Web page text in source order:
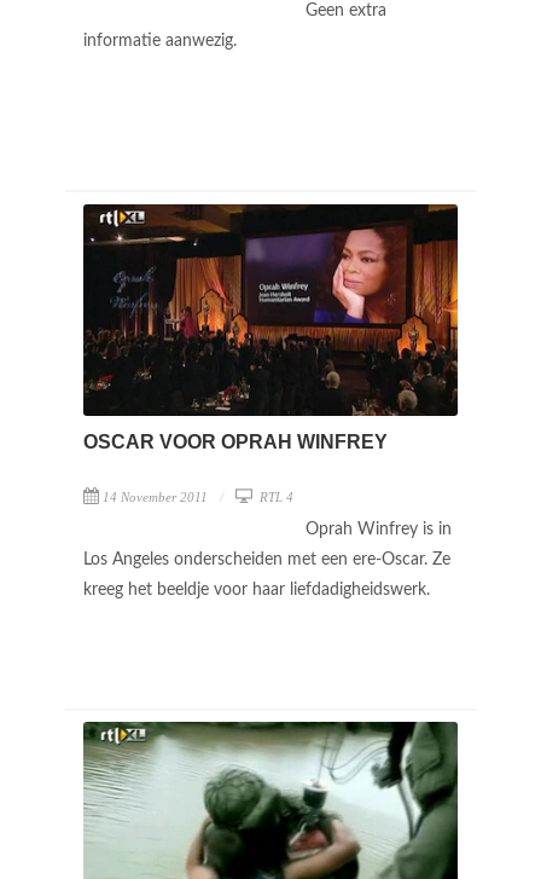
Geen extra
informatie aanwezig.
OSCAR VOOR OPRAH WINFREY
14 November 2011 RTL 4
Oprah Winfrey is in
Los Angeles onderscheiden met een ere-Oscar. Ze
kreeg het beeldje voor haar liefdadigheidswerk.